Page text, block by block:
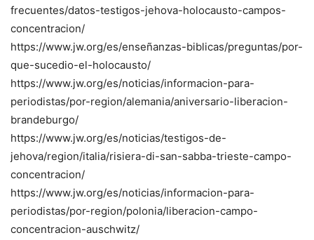
frecuentes/datos-testigos-jehova-holocausto-campos-
concentracion/
https://www.jw.org/es/enseñanzas-biblicas/preguntas/por-
que-sucedio-el-holocausto/
https://www.jw.org/es/noticias/informacion-para-
periodistas/por-region/alemania/aniversario-liberacion-
brandeburgo/
https://www.jw.org/es/noticias/testigos-de-
jehova/region/italia/risiera-di-san-sabba-trieste-campo-
concentracion/
https://www.jw.org/es/noticias/informacion-para-
periodistas/por-region/polonia/liberacion-campo-
concentracion-auschwitz/